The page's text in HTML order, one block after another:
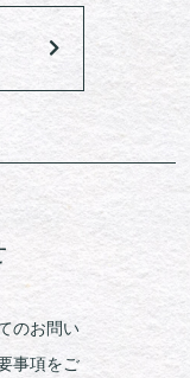
のお問い
事項をご